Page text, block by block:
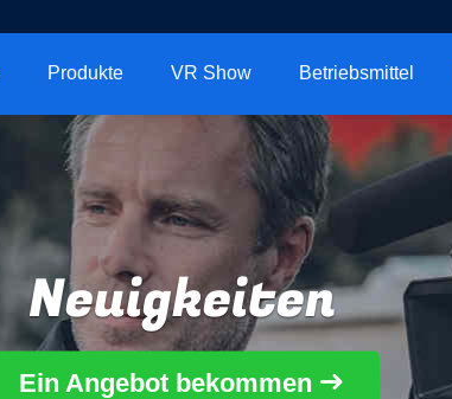
Produkte VR Show Betriebsmittel
Neuigkeiten
Ein Angebot bekommen